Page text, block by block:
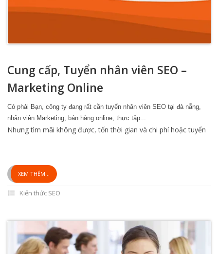
Cung cấp, Tuyển nhân viên SEO –
Marketing Online
Có phải Bạn, công ty đang rất cần tuyển nhân viên SEO tại đà nẵng,
nhân viên Marketing, bán hàng online, thực tập...
Nhưng tìm mãi không được, tốn thời gian và chi phí hoặc tuyển
XEM THÊM...
Kiến thức SEO